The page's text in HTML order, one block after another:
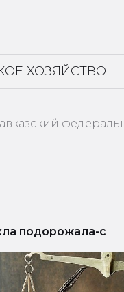
ХОЗЯЙСТВО
подорожала-с